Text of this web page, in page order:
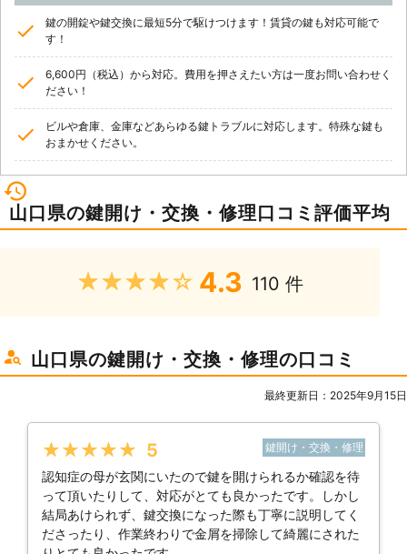
鍵の開錠や鍵交換に最短5分で駆けつけます！賃貸の鍵も対応可能で
す！
6,600円（税込）から対応。費用を押さえたい方は一度お問い合わせく
ださい！
ビルや倉庫、金庫などあらゆる鍵トラブルに対応します。特殊な鍵も
おまかせください。
山口県の鍵開け・交換・修理口コミ評価平均
★★★★★ 4.3 110 件
山口県の鍵開け・交換・修理の口コミ
最終更新日：2025年9月15日
★★★★★ 5 鍵開け・交換・修理
認知症の母が玄関にいたので鍵を開けられるか確認を待
って頂いたりして、対応がとても良かったです。しかし
結局あけられず、鍵交換になった際も丁寧に説明してく
ださったり、作業終わりで金屑を掃除して綺麗にされた